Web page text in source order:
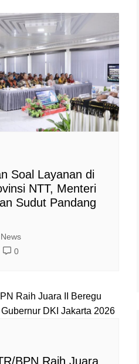
Soal Layanan di
NTT, Menteri
Sudut Pandang
0
BPN Raih Juara